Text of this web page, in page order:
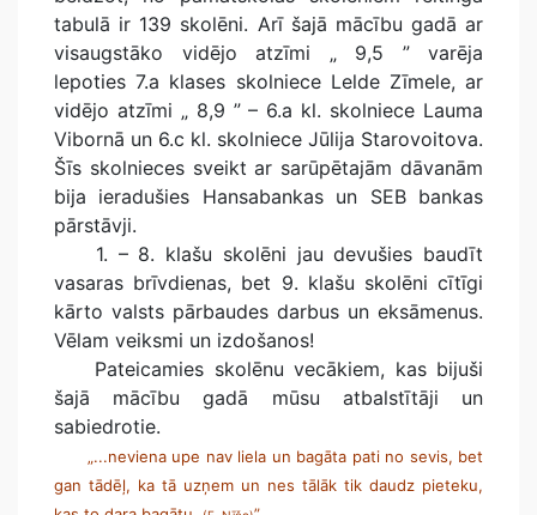
tabulā ir 139 skolēni. Arī šajā mācību gadā ar
visaugstāko vidējo atzīmi „ 9,5 ” varēja
lepoties 7.a klases skolniece Lelde Zīmele, ar
vidējo atzīmi „ 8,9 ” – 6.a kl. skolniece Lauma
Vibornā un 6.c kl. skolniece Jūlija Starovoitova.
Šīs skolnieces sveikt ar sarūpētajām dāvanām
bija ieradušies Hansabankas un SEB bankas
pārstāvji.
1. – 8. klašu skolēni jau devušies baudīt
vasaras brīvdienas, bet 9. klašu skolēni cītīgi
kārto valsts pārbaudes darbus un eksāmenus.
Vēlam veiksmi un izdošanos!
Pateicamies skolēnu vecākiem, kas bijuši
šajā mācību gadā mūsu atbalstītāji un
sabiedrotie.
„...neviena upe nav liela un bagāta pati no sevis, bet
gan tādēļ, ka tā uzņem un nes tālāk tik daudz pieteku,